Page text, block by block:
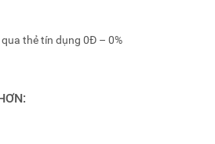
thẻ tín dụng 0Đ – 0%